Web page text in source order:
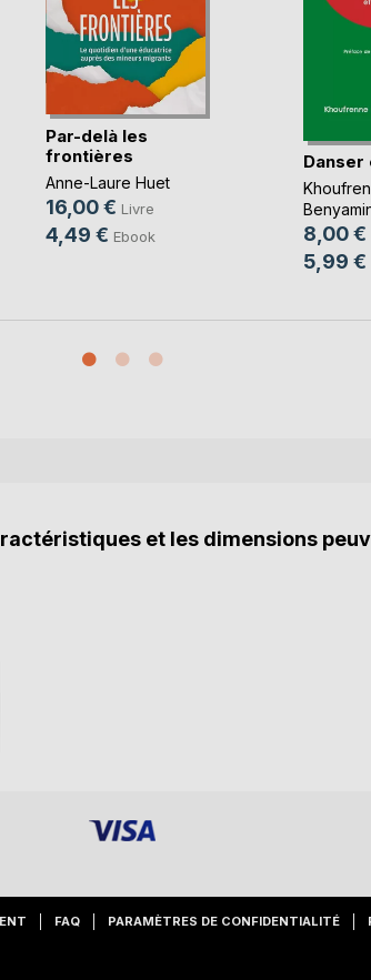
Par-delà les
frontières
Anne-Laure Huet
16,00 € Livre
4,49 € Ebook
Danser
8,00 €
5,99 €
et les dimensions
FAQ PARAMÈTRES DE CONFIDENTIALITÉ